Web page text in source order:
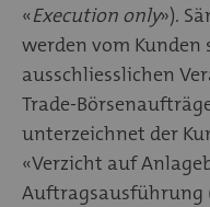
«Execution only»).
werden vom
ausschliesslichen
Trade-
unterzeichnet der
«Verzicht auf
Auftragsausführung